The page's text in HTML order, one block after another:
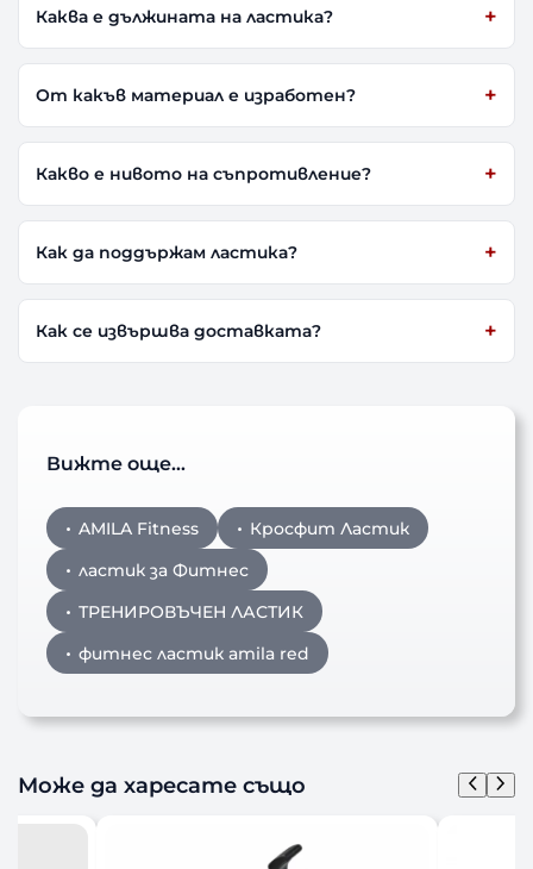
Каква е дължината на ластика?
От какъв материал е изработен?
Какво е нивото на съпротивление?
Как да поддържам ластика?
Как се извършва доставката?
Вижте още…
AMILA Fitness
Кросфит Ластик
ластик за Фитнес
ТРЕНИРОВЪЧЕН ЛАСТИК
фитнес ластик amila red
Може да харесате също